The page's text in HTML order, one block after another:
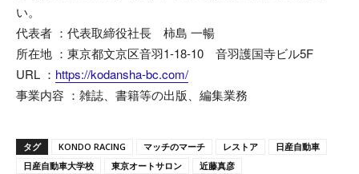
い。
代表者 ：代表取締役社長 柿島 一暢
所在地 ：東京都文京区音羽1-18-10 音羽護国寺ビル5F
URL ： https://kodansha-bc.com/
事業内容 ：雑誌、書籍等の出版、編集業務
タグ KONDO RACING マッチのマーチ レストア
日産自動車
日産自動車大学校
東京オートサロン 近藤真彦